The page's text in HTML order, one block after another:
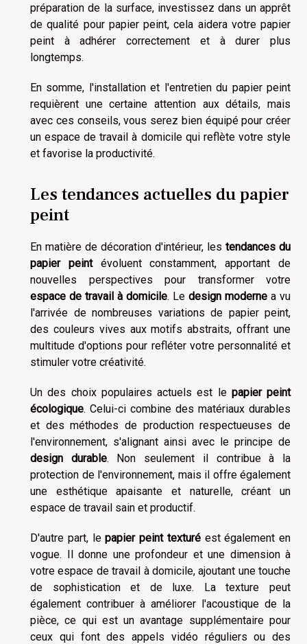
préparation de la surface, investissez dans un apprêt
de qualité pour papier peint, cela aidera votre papier
peint à adhérer correctement et à durer plus
longtemps.
En somme, l'installation et l'entretien du papier peint
requièrent une certaine attention aux détails, mais
avec ces conseils, vous serez bien équipé pour créer
un espace de travail à domicile qui reflète votre style
et favorise la productivité.
Les tendances actuelles du papier
peint
En matière de décoration d'intérieur, les tendances du
papier peintévoluent constamment, apportant de
nouvelles perspectives pour transformer votre
espace de travail à domicile. Le design moderne a vu
l'arrivée de nombreuses variations de papier peint,
des couleurs vives aux motifs abstraits, offrant une
multitude d'options pour refléter votre personnalité et
stimuler votre créativité.
Un des choix populaires actuels est le papier peint
écologique. Celui-ci combine des matériaux durables
et des méthodes de production respectueuses de
l'environnement, s'alignant ainsi avec le principe de
design durable. Non seulement il contribue à la
protection de l'environnement, mais il offre également
une esthétique apaisante et naturelle, créant un
espace de travail sain et productif.
D'autre part, lepapier peint texturéest également en
vogue. Il donne une profondeur et une dimension à
votre espace de travail à domicile, ajoutant une touche
de sophistication et de luxe. La texture peut
également contribuer à améliorer l'acoustique de la
pièce, ce qui est un avantage supplémentaire pour
ceux qui font des appels vidéo réguliers ou des